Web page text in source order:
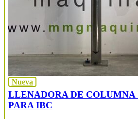
Nueva
LLENADORA DE COLUMNA
PARA IBC